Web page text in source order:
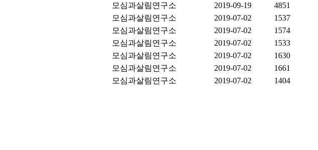
모심과살림연구소 2019-09-19
4851
모심과살림연구소 2019-07-02
1537
모심과살림연구소 2019-07-02
1574
모심과살림연구소 2019-07-02
1533
모심과살림연구소 2019-07-02
1630
모심과살림연구소 2019-07-02
1661
모심과살림연구소 2019-07-02
1404